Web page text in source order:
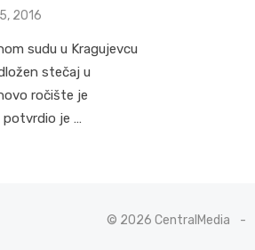
2016
sudu u Kragujevcu
stečaj u
ročište je
potvrdio je …
© 2026 CentralMedia